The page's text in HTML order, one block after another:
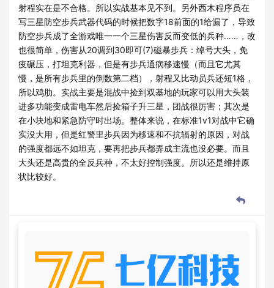
射程实在是不合格。所以实战基本见不到。另外西木程序员在
写三星防空步兵武器代码的时候把数字18前面的1给漏了，导致
防空步兵成了全游戏唯一一个三星伤害反而变低的兵种……，改
也很简单，伤害从20调到30即可(7)磁暴步兵：绰号大头，免
疫碾压，打坦克利器，但是有步兵通病移速慢（而且它尤其
慢，是所有步兵里的倒数第二档），射程又比动员兵还短1格，
所以鸡肋。实战主要是混战中捡到双基地的玩家可以用大头装
进多功能变成雷电车然后捡箱子升三星，团战很厉害；其次是
在小块地和紧急防守时出场。整体来说，在标准1v1对战中它确
实没大用，但是红警里步兵因为移速和不抗辐射的原因，对战
的强度都远不如坦克，要再把步兵都弄成主流也没必要。而且
大头还是高贵的全反兵种，不太好控制强度。所以还是维持原
状比较好。